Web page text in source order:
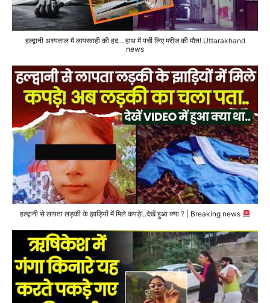
हल्द्वानी अस्पताल में लापरवाही की हद... हाथ में पर्ची लिए मरीज की मौत! Uttarakhand
news
हल्द्वानी से लापता लड़की के झाड़ियों में मिले कपड़े!..देखें हुआ क्या ? | Breaking news